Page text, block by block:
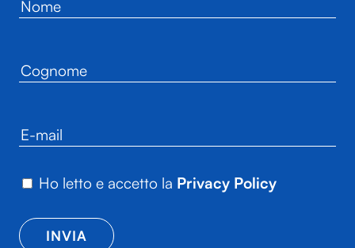
Ho letto e accetto la Privacy Policy